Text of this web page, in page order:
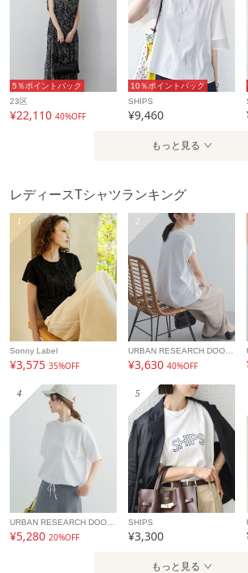
える場合があります。商品の色味は、スタ
をご参照ください。
※商品画像は、光の当たり具合やパソコン
より、実際の色味と異なって見える場合が
ご了承ください
※画像の商品はサンプルです。
実際の商品と仕様、加工、サイズが若干異
す。発送日の前後については予めご了承く
アイテム情報
配送料
全国一律715円（税込）
（税込5,000円以上ご購入
商品コード 312320893
性別タイプ レディース
カテゴリ トップス Tシャツ
コットン100%
詳細は下記よりお問い合わ
ギフト 可
5％ポイントバック
23区
¥22,110 40%OFF
10％ポイントバック
SHIPS
¥9,460
もっと見る
レディースTシャツランキング
1
Sonny Label
¥3,575 35%OFF
2
URBAN RESEARCH DOORS
¥3,63040%OFF
4
URBAN RESEARCH DOORS
¥5,280 20%OFF
5
SHIPS
¥3,300
もっと見る